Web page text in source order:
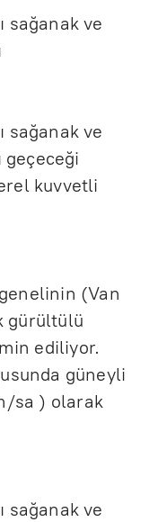
sağanak ve
sağanak ve
geçeceği
kuvvetli
(Van
gürültülü
ediliyor.
güneyli
sa ) olarak
sağanak ve